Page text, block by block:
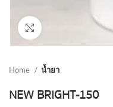
Home น้ำยา
NEW BRIGHT-150